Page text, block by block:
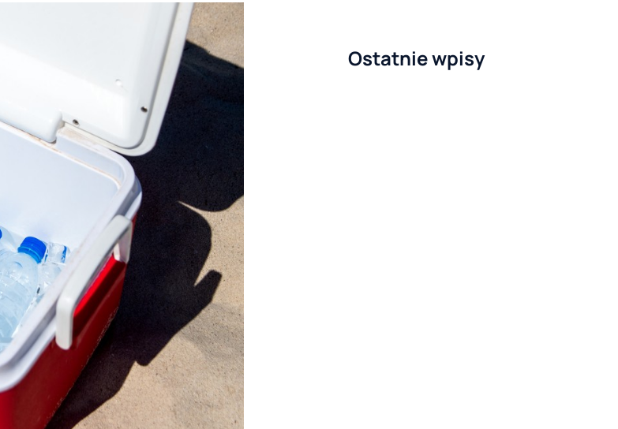
Ostatnie wpisy